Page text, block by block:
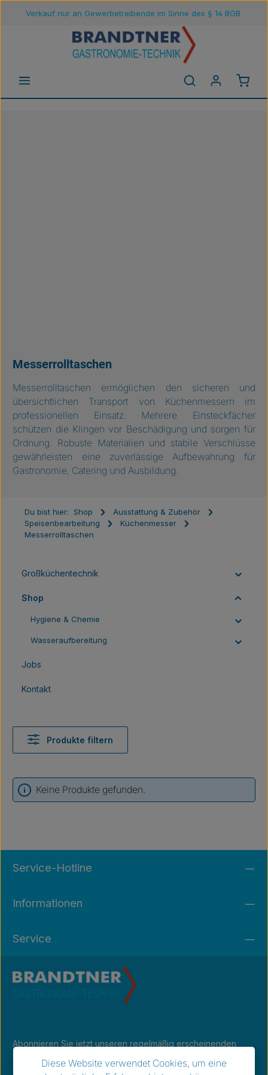
Zum Hauptinhalt springen
Verkauf nur an Gewerbetreibende im Sinne des § 14 BGB
Messerrolltaschen
Messerrolltaschen ermöglichen den sicheren und
übersichtlichen Transport von Küchenmessern im
professionellen Einsatz. Mehrere Einsteckfächer
schützen die Klingen vor Beschädigung und sorgen für
Ordnung. Robuste Materialien und stabile Verschlüsse
gewährleisten eine zuverlässige Aufbewahrung für
Gastronomie, Catering und Ausbildung.
Du bist hier: Shop
Ausstattung & Zubehör
Speisenbearbeitung
Küchenmesser
Messerrolltaschen
Großküchentechnik
Shop
Hygiene & Chemie
Wasseraufbereitung
Jobs
Kontakt
Produkte filtern
Keine Produkte gefunden.
Service-Hotline
Informationen
Service
Abonnieren Sie jetzt unseren regelmäßig erscheinenden
Newsletter, um rechtzeitig über neue Produkte und
Angebote informiert zu werden.
Diese Website verwendet Cookies, um eine